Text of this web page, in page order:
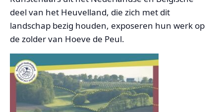
deel van het Heuvelland, die zich met dit
landschap bezig houden, exposeren hun werk op
de zolder van Hoeve de Peul.